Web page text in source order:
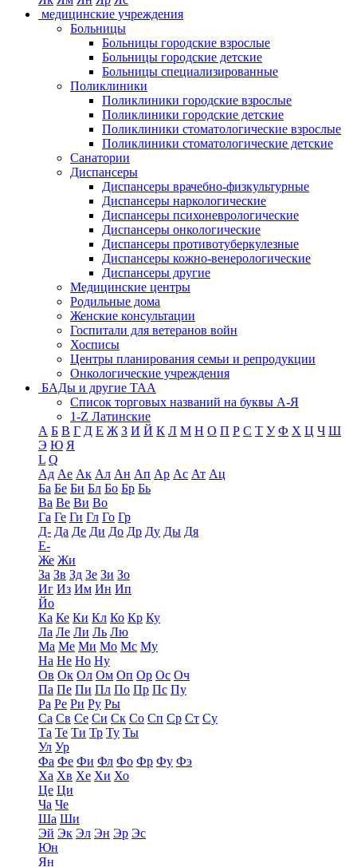
медицинские учреждения
Больницы
Больницы городские взрослые
Больницы городские детские
Больницы специализированные
Поликлиники
Поликлиники городские взрослые
Поликлиники городские детские
Поликлиники стоматологические взрослые
Поликлиники стоматологические детские
Санатории
Диспансеры
Диспансеры врачебно-физкультурные
Диспансеры наркологические
Диспансеры психоневрологические
Диспансеры онкологические
Диспансеры противотуберкулезные
Диспансеры кожно-венерологические
Диспансеры другие
Медицинские центры
Родильные дома
Женские консультации
Госпитали для ветеранов войн
Хосписы
Центры планирования семьи и репродукции
Онкологические учреждения
БАДы и другие ТАА
Список торговых названий на буквы А-Я
1-Z Латинские
А Б В Г Д Е Ж З И Й К Л М Н О П Р С Т У Ф Х Ц Ч Ш
Э Ю Я
L Q
Ад Ае Ак Ал Ан Ап Ар Ас Ат Ац
Ба Бе Би Бл Бо Бр Бь
Ва Ве Ви Во
Га Ге Ги Гл Го Гр
Д- Да Де Ди До Др Ду Ды Дя
Е-
Же Жи
За Зв Зд Зе Зи Зо
Иг Из Им Ин Ип
Йо
Ка Ке Ки Кл Ко Кр Ку
Ла Ле Ли Ль Лю
Ма Ме Ми Мо Мс Му
На Не Но Ну
Ов Ок Ол Ом Оп Ор Ос Оч
Па Пе Пи Пл По Пр Пс Пу
Ра Ре Ри Ру Ры
Са Св Се Си Ск Со Сп Ср Ст Су
Та Те Ти Тр Ту Ты
Ул Ур
Фа Фе Фи Фл Фо Фр Фу Фэ
Ха Хв Хе Хи Хо
Це Ци
Ча Че
Ша Ши
Эй Эк Эл Эн Эр Эс
Юн
Ян